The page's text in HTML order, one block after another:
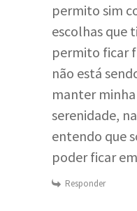
permito sim
escolhas que
permito ficar
não está
manter
serenidade,
entendo que
poder ficar
Responder